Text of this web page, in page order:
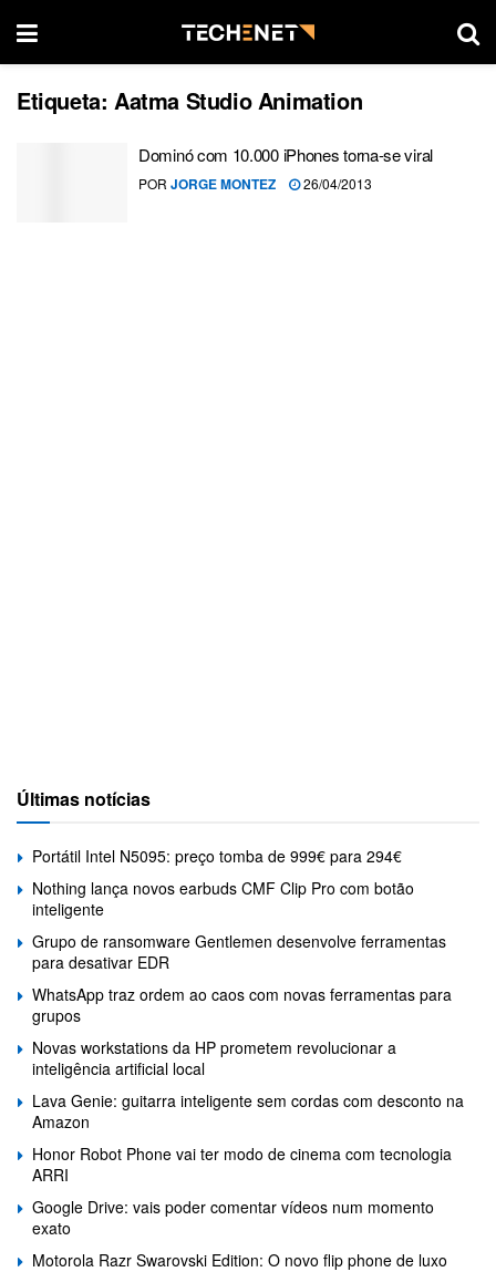
Etiqueta: Aatma Studio Animation
Dominó com 10.000 iPhones torna-se viral
POR JORGE MONTEZ 26/04/2013
Últimas notícias
Portátil Intel N5095: preço tomba de 999€ para 294€
Nothing lança novos earbuds CMF Clip Pro com botão
inteligente
Grupo de ransomware Gentlemen desenvolve ferramentas
para desativar EDR
WhatsApp traz ordem ao caos com novas ferramentas para
grupos
Novas workstations da HP prometem revolucionar a
inteligência artificial local
Lava Genie: guitarra inteligente sem cordas com desconto na
Amazon
Honor Robot Phone vai ter modo de cinema com tecnologia
ARRI
Google Drive: vais poder comentar vídeos num momento
exato
Motorola Razr Swarovski Edition: O novo flip phone de luxo